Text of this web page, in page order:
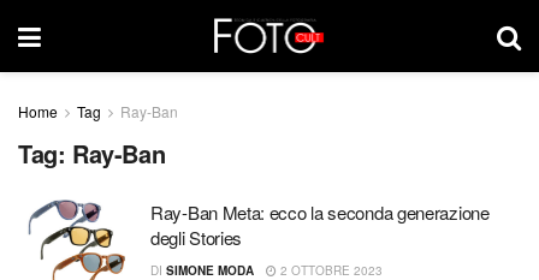
Home Tag Ray-Ban
Tag: Ray-Ban
Ray-Ban Meta: ecco la seconda generazione
degli Stories
DI SIMONE MODA 2 OTTOBRE 2023